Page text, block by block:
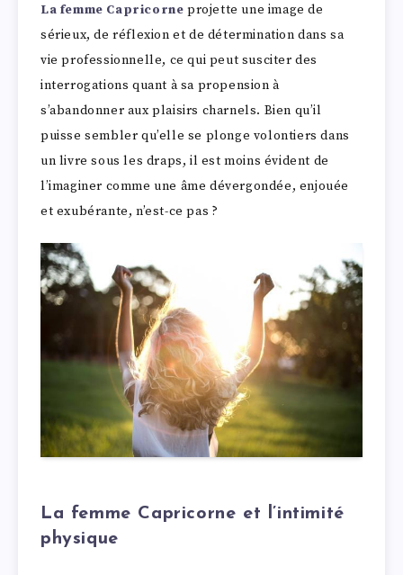
La femme Capricorne projette une image de
sérieux, de réflexion et de détermination dans sa
vie professionnelle, ce qui peut susciter des
interrogations quant à sa propension à
s’abandonner aux plaisirs charnels. Bien qu’il
puisse sembler qu’elle se plonge volontiers dans
un livre sous les draps, il est moins évident de
l’imaginer comme une âme dévergondée, enjouée
et exubérante, n’est-ce pas ?
La femme Capricorne et l’intimité
physique